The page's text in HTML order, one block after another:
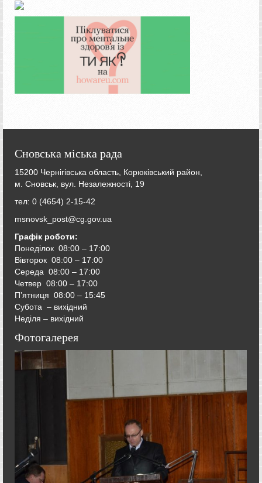
Сновська міська рада
15200 Чернігівська область, Корюківський район,
м. Сновськ, вул. Незалежності, 19
тел: 0 (4654) 2-15-42
msnovsk_post@cg.gov.ua
Графік роботи:
Понеділок 08:00 – 17:00
Вівторок 08:00 – 17:00
Середа 08:00 – 17:00
Четвер 08:00 – 17:00
П’ятниця 08:00 – 15:45
Субота – вихідний
Неділя – вихідний
Фотогалерея